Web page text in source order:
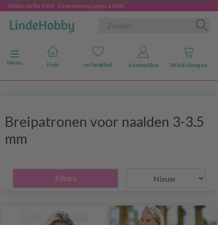
Soldes de fin d'été - Économisez jusqu'à 50%
Navigatie in-/uitschakelen
Menu
Huis verlanglijst Aanmelden Winkelwagen
Breipatronen voor naalden 3-3.5
mm
Filters